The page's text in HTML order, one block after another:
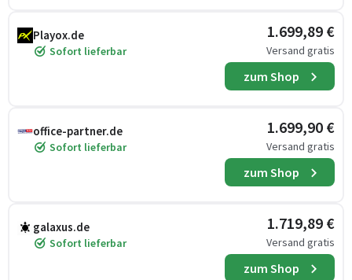
Playox.de
Sofort lieferbar
1.699,89 €
Versand gratis
zum Shop
office-partner.de
Sofort lieferbar
1.699,90 €
Versand gratis
zum Shop
galaxus.de
Sofort lieferbar
1.719,89 €
Versand gratis
zum Shop